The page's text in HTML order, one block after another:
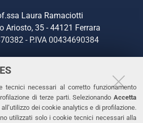
tecnici necessari al corretto funzionamento
di terze parti. Selezionando Accetta
dei cookie analytics e di profilazione.
utilizzati solo i cookie tecnici necessari alla
Laura Ramaciotti
Ariosto, 35 - 44121 Ferrara
- P.IVA 00434690384
293111
293031